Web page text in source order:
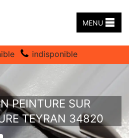
MENU
indisponible
PEINTURE SUR
TEYRAN 34820